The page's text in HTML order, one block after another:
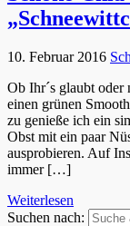
10. Februar 2016
Ob Ihr´s glaubt
einen grünen
zu genieße ich ein
Obst mit ein paar
ausprobieren. Auf
immer […]
Weiterlesen
Suchen nach: